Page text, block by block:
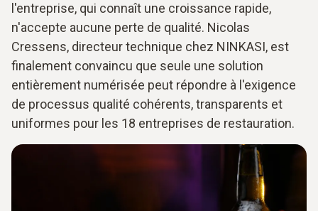
l'entreprise, qui connaît une croissance rapide,
n'accepte aucune perte de qualité. Nicolas
Cressens, directeur technique chez NINKASI, est
finalement convaincu que seule une solution
entièrement numérisée peut répondre à l'exigence
de processus qualité cohérents, transparents et
uniformes pour les 18 entreprises de restauration.